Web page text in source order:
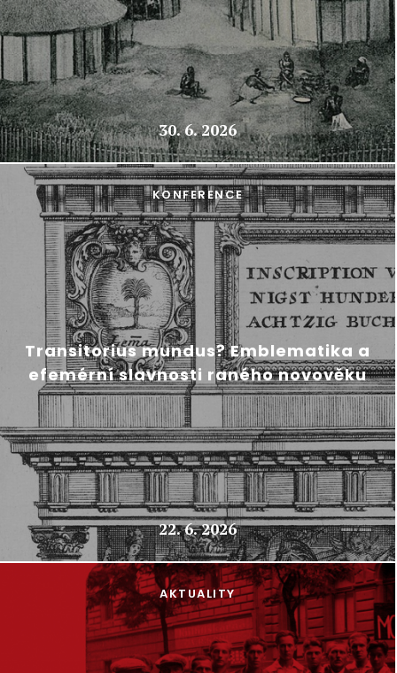
30. 6. 2026
Transitorius mundus? Emblematika a
efemérní slavnosti raného novověku
KONFERENCE
22. 6. 2026
AKTUALITY